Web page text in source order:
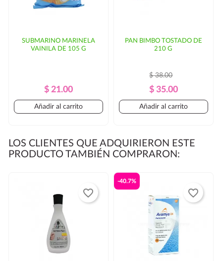
SUBMARINO MARINELA
VAINILA DE 105 G
Precio
Regular
Precio
$ 21.00
Añadir al carrito
PAN BIMBO TOSTADO DE
210 G
Precio
Regular
$ 38.00
Precio
$ 35.00
Añadir al carrito
LOS CLIENTES QUE ADQUIRIERON ESTE
PRODUCTO TAMBIÉN COMPRARON:
favorite_border
-40.7%
favorite_border